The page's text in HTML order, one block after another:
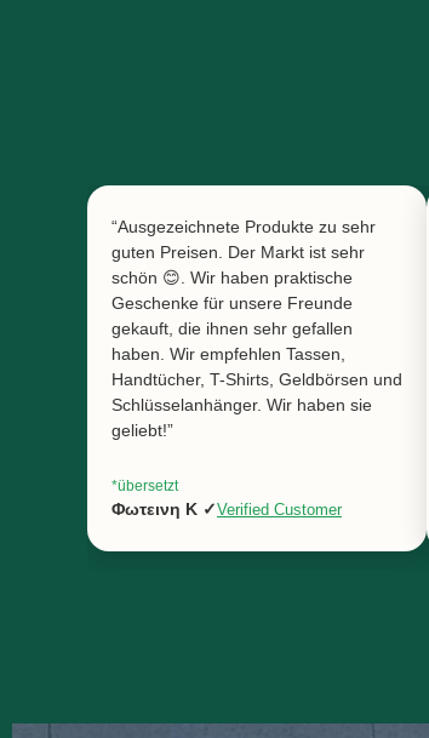
“Ausgezeichnete Produkte zu sehr
guten Preisen. Der Markt ist sehr
schön 😊. Wir haben praktische
Geschenke für unsere Freunde
gekauft, die ihnen sehr gefallen
haben. Wir empfehlen Tassen,
Handtücher, T-Shirts, Geldbörsen und
Schlüsselanhänger. Wir haben sie
geliebt!”
*übersetzt
Φωτεινη Κ ✓Verified Customer